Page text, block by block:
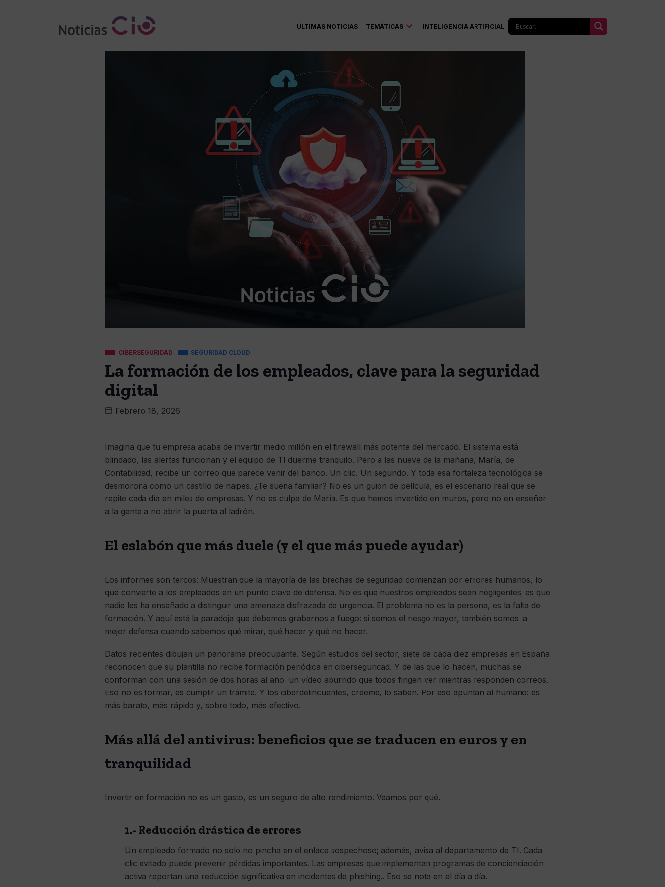
ÚLTIMAS NOTICIAS TEMÁTICAS INTELIGENCIA ARTIFICIAL
CIBERSEGURIDAD SEGURIDAD CLOUD
La formación de los empleados, clave para la seguridad
digital
Febrero 18, 2026
Imagina que tu empresa acaba de invertir medio millón en el firewall más potente del mercado. El sistema está
blindado, las alertas funcionan y el equipo de TI duerme tranquilo. Pero a las nueve de la mañana, María, de
Contabilidad, recibe un correo que parece venir del banco. Un clic. Un segundo. Y toda esa fortaleza tecnológica se
desmorona como un castillo de naipes. ¿Te suena familiar? No es un guion de película, es el escenario real que se
repite cada día en miles de empresas. Y no es culpa de María. Es que hemos invertido en muros, pero no en enseñar
a la gente a no abrir la puerta al ladrón.
El eslabón que más duele (y el que más puede ayudar)
Los informes son tercos: Muestran que la mayoría de las brechas de seguridad comienzan por errores humanos, lo
que convierte a los empleados en un punto clave de defensa. No es que nuestros empleados sean negligentes; es que
nadie les ha enseñado a distinguir una amenaza disfrazada de urgencia. El problema no es la persona, es la falta de
formación. Y aquí está la paradoja que debemos grabarnos a fuego: si somos el riesgo mayor, también somos la
mejor defensa cuando sabemos qué mirar, qué hacer y qué no hacer.
Datos recientes dibujan un panorama preocupante. Según estudios del sector, siete de cada diez empresas en España
reconocen que su plantilla no recibe formación periódica en ciberseguridad. Y de las que lo hacen, muchas se
conforman con una sesión de dos horas al año, un vídeo aburrido que todos fingen ver mientras responden correos.
Eso no es formar, es cumplir un trámite. Y los ciberdelincuentes, créeme, lo saben. Por eso apuntan al humano: es
más barato, más rápido y, sobre todo, más efectivo.
Más allá del antivirus: beneficios que se traducen en euros y en
tranquilidad
Invertir en formación no es un gasto, es un seguro de alto rendimiento. Veamos por qué.
1.- Reducción drástica de errores
Un empleado formado no solo no pincha en el enlace sospechoso; además, avisa al departamento de TI. Cada
clic evitado puede prevenir pérdidas importantes. Las empresas que implementan programas de concienciación
activa reportan una reducción significativa en incidentes de phishing.. Eso se nota en el día a día.